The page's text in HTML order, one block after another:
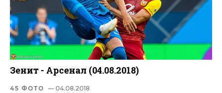
Зенит - Арсенал (04.08.2018)
45 ФОТО — 04.08.2018